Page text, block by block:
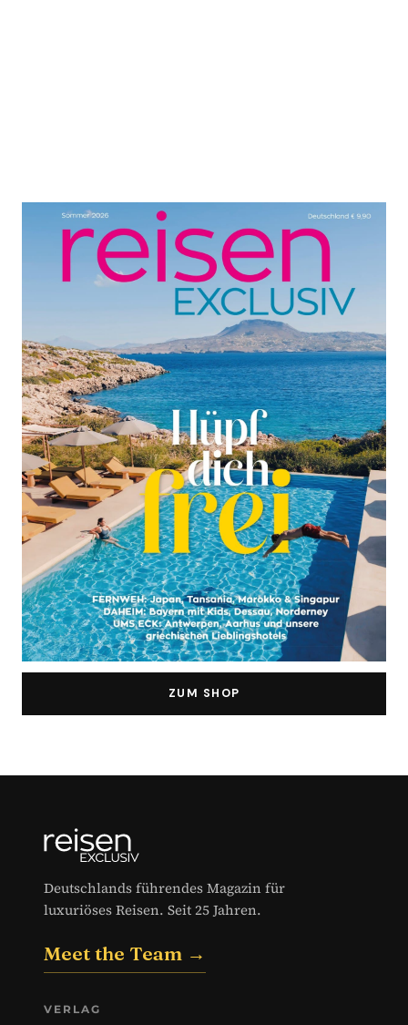
ZUM SHOP
Deutschlands führendes Magazin für
luxuriöses Reisen. Seit 25 Jahren.
Meet the Team →
VERLAG